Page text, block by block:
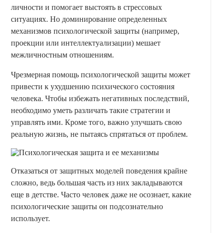
личности и помогает выстоять в стрессовых
ситуациях. Но доминирование определенных
механизмов психологической защиты (например,
проекции или интеллектуализации) мешает
межличностным отношениям.
Чрезмерная помощь психологической защиты может
привести к ухудшению психического состояния
человека. Чтобы избежать негативных последствий,
необходимо уметь различать такие стратегии и
управлять ими. Кроме того, важно улучшать свою
реальную жизнь, не пытаясь спрятаться от проблем.
Отказаться от защитных моделей поведения крайне
сложно, ведь большая часть из них закладываются
еще в детстве. Часто человек даже не осознает, какие
психологические защиты он подсознательно
использует.